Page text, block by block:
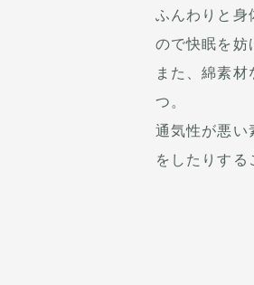
ふんわりと身
ので快眠を妨
また、綿素
つ。
通気性が悪い
をしたりする